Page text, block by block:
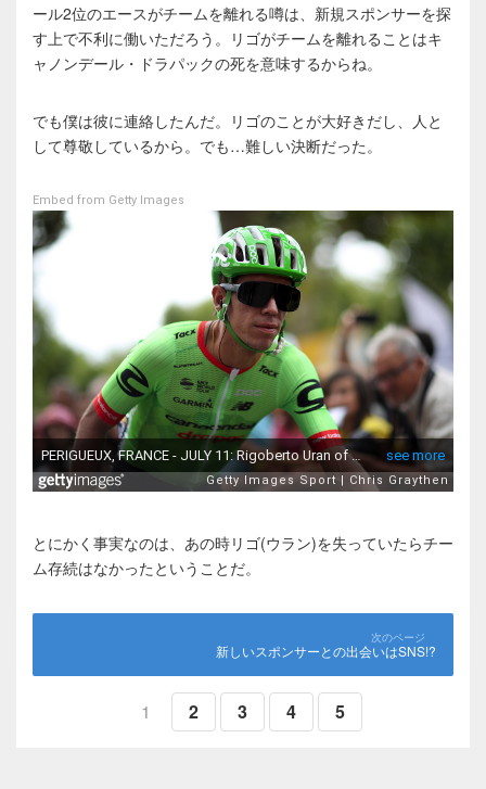
ール2位のエースがチームを離れる噂は、新規スポンサーを探
す上で不利に働いただろう。リゴがチームを離れることはキ
ャノンデール・ドラパックの死を意味するからね。
でも僕は彼に連絡したんだ。リゴのことが大好きだし、人と
して尊敬しているから。でも…難しい決断だった。
Embed from Getty Images
とにかく事実なのは、あの時リゴ(ウラン)を失っていたらチー
ム存続はなかったということだ。
新しいスポンサーとの出会いはSNS!?
1 2 3 4 5